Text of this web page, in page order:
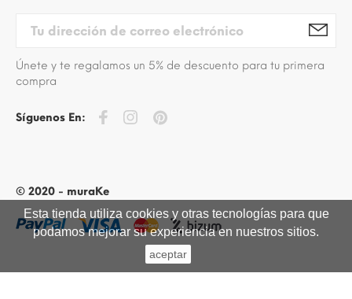
Únete y te regalamos un 5% de descuento para tu primera
compra
Síguenos En:
© 2020 - muraKe
Esta tienda utiliza cookies y otras tecnologías para que
podamos mejorar su experiencia en nuestros sitios.
aceptar